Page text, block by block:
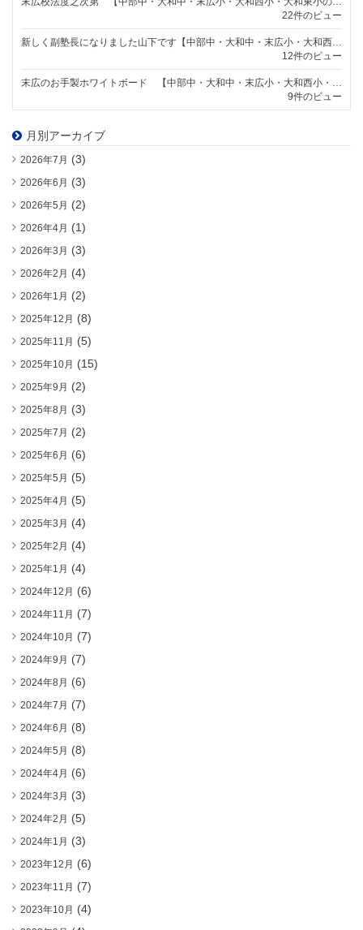
22件のビュー
12件のビュー
9件のビュー
月別アーカイブ
2026年7月 (3)
2026年6月 (3)
2026年5月 (2)
2026年4月 (1)
2026年3月 (3)
2026年2月 (4)
2026年1月 (2)
2025年12月 (8)
2025年11月 (5)
2025年10月 (15)
2025年9月 (2)
2025年8月 (3)
2025年7月 (2)
2025年6月 (6)
2025年5月 (5)
2025年4月 (5)
2025年3月 (4)
2025年2月 (4)
2025年1月 (4)
2024年12月 (6)
2024年11月 (7)
2024年10月 (7)
2024年9月 (7)
2024年8月 (6)
2024年7月 (7)
2024年6月 (8)
2024年5月 (8)
2024年4月 (6)
2024年3月 (3)
2024年2月 (5)
2024年1月 (3)
2023年12月 (6)
2023年11月 (7)
2023年10月 (4)